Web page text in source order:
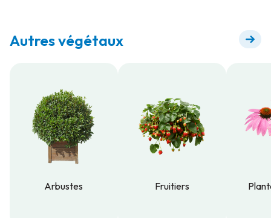
Autres végétaux
Arbustes
Fruitiers